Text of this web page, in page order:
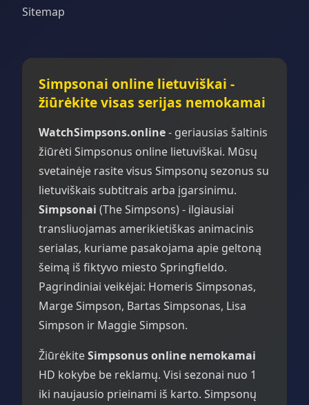
Sitemap
Simpsonai online lietuviškai -
žiūrėkite visas serijas nemokamai
WatchSimpsons.online- geriausias šaltinis
žiūrėti Simpsonus online lietuviškai. Mūsų
svetainėje rasite visus Simpsonų sezonus su
lietuviškais subtitrais arba įgarsinimu.
Simpsonai (The Simpsons) - ilgiausiai
transliuojamas amerikietiškas animacinis
serialas, kuriame pasakojama apie geltoną
šeimą iš fiktyvo miesto Springfieldo.
Pagrindiniai veikėjai: Homeris Simpsonas,
Marge Simpson, Bartas Simpsonas, Lisa
Simpson ir Maggie Simpson.
ŽiūrėkiteSimpsonus online nemokamai
HD kokybe be reklamų. Visi sezonai nuo 1
iki naujausio prieinami iš karto. Simpsonų